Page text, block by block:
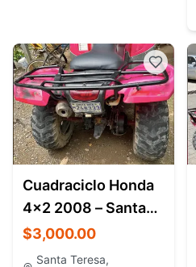
Cuadraciclo Honda
4x2 2008 – Santa
Teresa Costa Rica
$3,000.00
Santa Teresa,